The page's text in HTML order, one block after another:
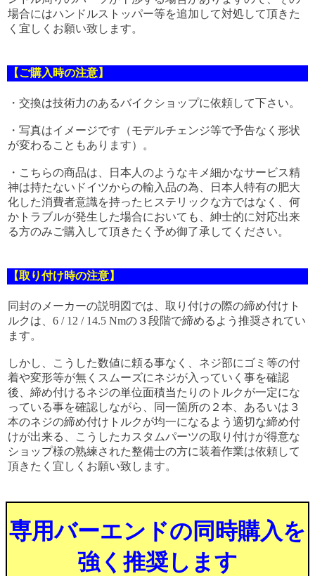
場合にはハンドルストッパー等を追加して対処して頂きた
く宜しくお願い致します。
【ご購入時の注意】
・交換は技術力のあるバイクショップに依頼して下さい。
・写真はイメージです（モデルチェンジ等で予告なく形状
が変わることもあります）。
・こちらの商品は、日本人のようなキメ細かなサービス精
神は持たないドイツからの輸入品の為、日本人特有の肥大
化した消費者意識を持ったヒステリックな方ではなく、何
かトラブルが発生した場合においても、紳士的に対応出来
る方のみご購入して頂きたく予め御了承してください。
【取り付け時の注意】
同封のメーカーの説明図では、取り付けの際の締め付けト
ルクは、6 / 12 / 14.5 Nmの３段階で締めるよう推奨されてい
ます。
しかし、こうした数値に頼る事なく、ネジ部にゴミ等の付
着や変形等が無くスムーズにネジが入っていく事を確認
後、締め付けるネジの単位面積当たりのトルクが一定にな
っている事を確認しながら、同一箇所の２本、あるいは３
本のネジの締め付けトルクが均一になるよう適切な締め付
けが出来る、こうしたカスタムパーツの取り付けが得意な
ショップ様の熟練された整備士の方に装着作業は依頼して
頂きたく宜しくお願い致します。
専用バーエンドの同時購入を
強く推奨します